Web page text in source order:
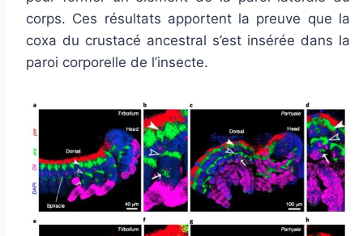
corps. Ces résultats apportent la preuve que la
coxa du crustacé ancestral s’est insérée dans la
paroi corporelle de l’insecte.